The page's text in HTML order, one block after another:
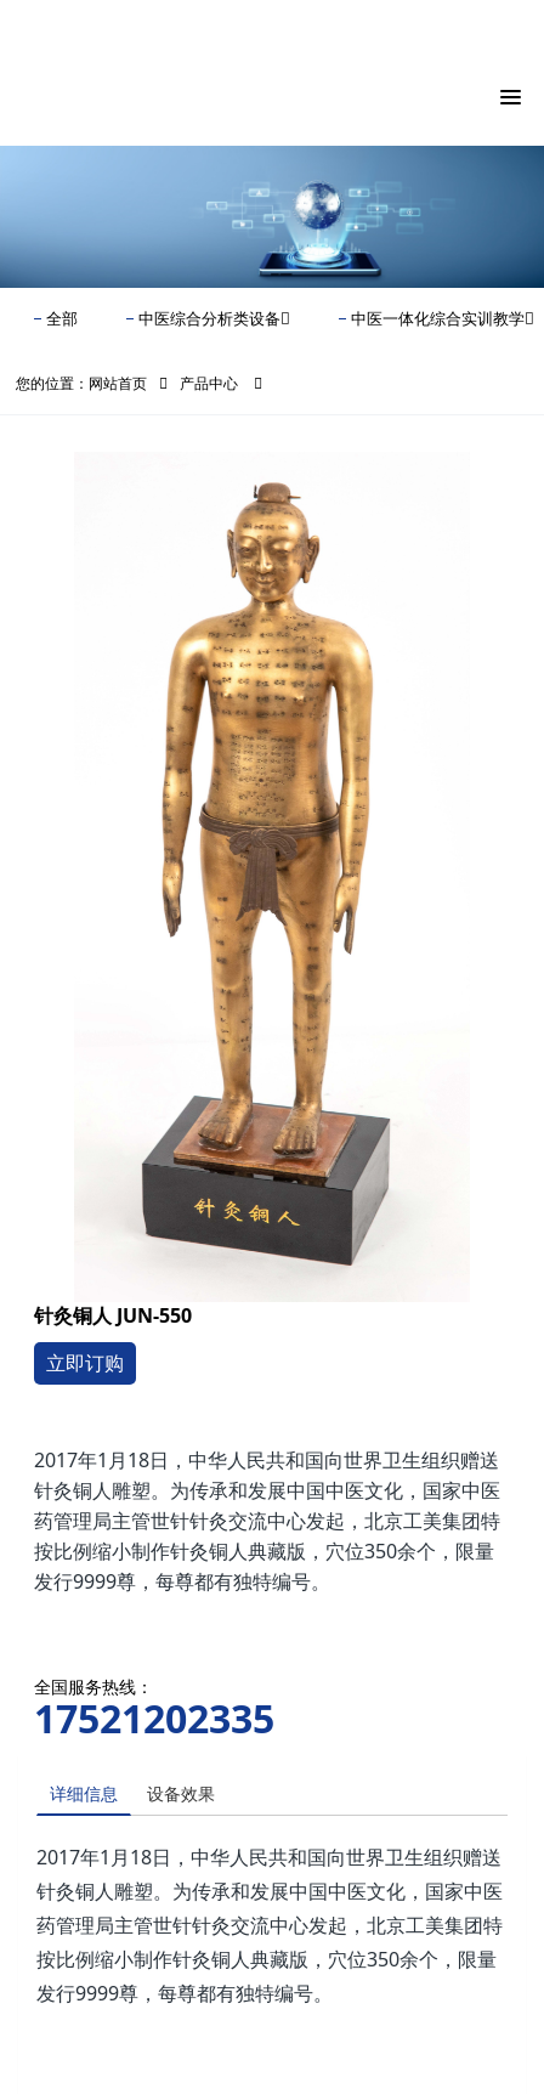
全部 中医综合分析类设备 中医一体化综合实训教学
您的位置： 网站首页 产品中心
针灸铜人 JUN-550
立即订购
2017年1月18日，中华人民共和国向世界卫生组织赠送
针灸铜人雕塑。为传承和发展中国中医文化，国家中医
药管理局主管世针针灸交流中心发起，北京工美集团特
按比例缩小制作针灸铜人典藏版，穴位350余个，限量
发行9999尊，每尊都有独特编号。
全国服务热线：
17521202335
详细信息 设备效果
2017年1月18日，中华人民共和国向世界卫生组织赠送
针灸铜人雕塑。为传承和发展中国中医文化，国家中医
药管理局主管世针针灸交流中心发起，北京工美集团特
按比例缩小制作针灸铜人典藏版，穴位350余个，限量
发行9999尊，每尊都有独特编号。